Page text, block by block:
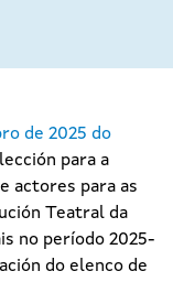
de 2025 do
para a
actores para as
Teatral da
no período 2025-
do elenco de